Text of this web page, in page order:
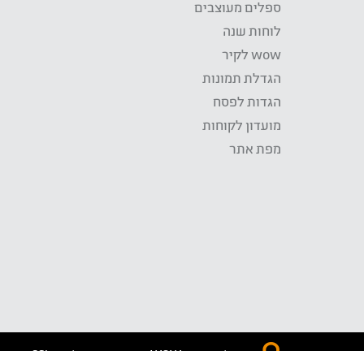
ספלים מעוצבים
לוחות שנה
wow לקיר
הגדלת תמונות
הגדות לפסח
מועדון לקוחות
מפת אתר
התשלום באתר WOW מאובטח בטכנולוגית SSL